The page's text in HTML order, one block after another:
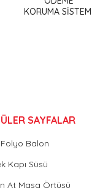
KORUMA
SAYFALAR
Balon
Kapı Süsü
At Masa Örtüsü